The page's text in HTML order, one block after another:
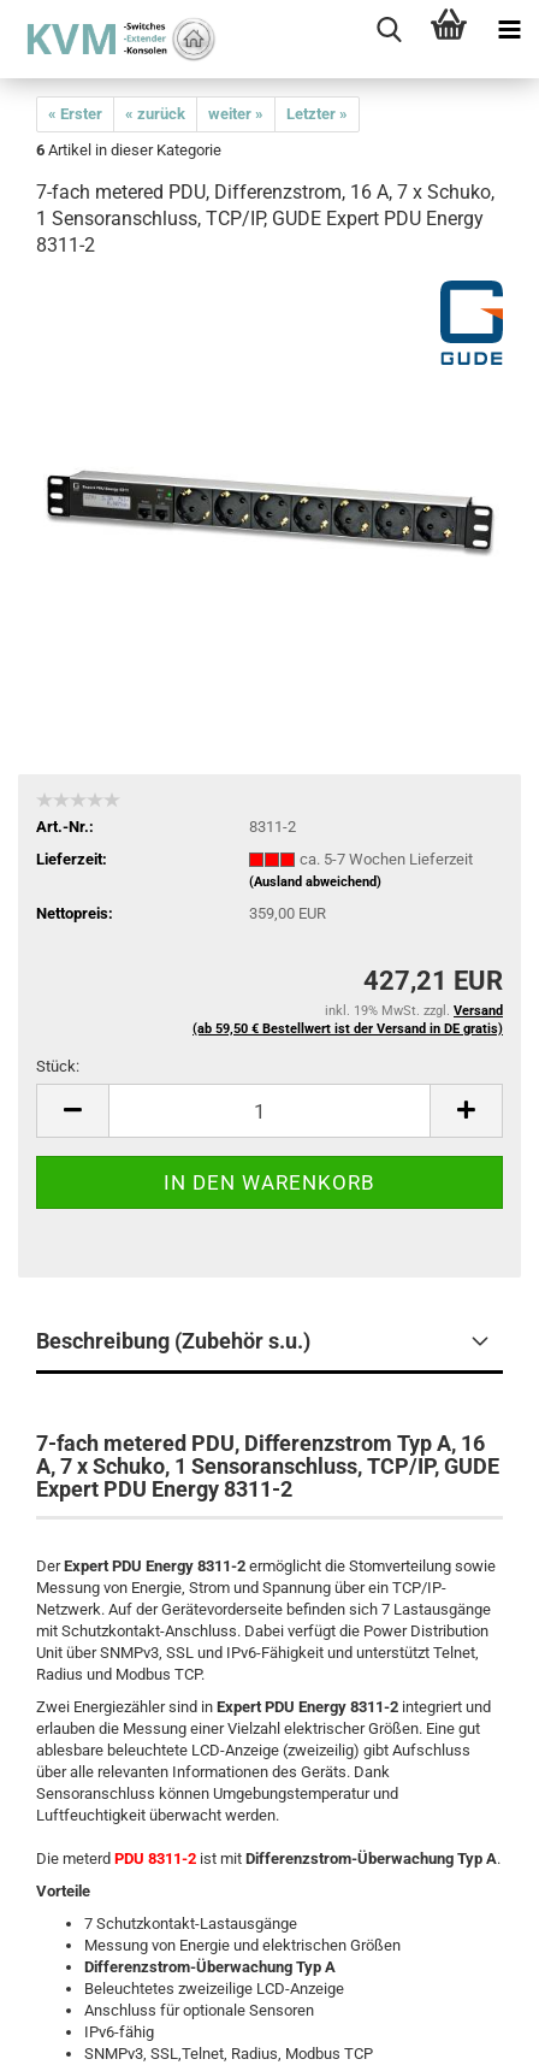
« Erster « zurück weiter »
Letzter »
6 Artikel in dieser Kategorie
7-fach metered PDU, Differenzstrom, 16 A, 7 x Schuko,
1 Sensoranschluss, TCP/IP, GUDE Expert PDU Energy
8311-2
Art.-Nr.:
8311-2
Lieferzeit:
ca. 5-7 Wochen Lieferzeit
(Ausland abweichend)
Nettopreis: 359,00 EUR
427,21 EUR
inkl. 19% MwSt. zzgl. Versand
(ab 59,50 € Bestellwert ist der Versand in DE gratis)
Stück:
Beschreibung (Zubehör s.u.)
7-fach metered PDU, Differenzstrom Typ A, 16
A, 7 x Schuko, 1 Sensoranschluss, TCP/IP, GUDE
Expert PDU Energy 8311-2
DerExpert PDU Energy 8311-2 ermöglicht die Stomverteilung sowie
Messung von Energie, Strom und Spannung über ein TCP/IP-
Netzwerk. Auf der Gerätevorderseite befinden sich 7 Lastausgänge
mit Schutzkontakt-Anschluss. Dabei verfügt die Power Distribution
Unit über SNMPv3, SSL und IPv6-Fähigkeit und unterstützt Telnet,
Radius und Modbus TCP.
Zwei Energiezähler sind in Expert PDU Energy 8311-2 integriert und
erlauben die Messung einer Vielzahl elektrischer Größen. Eine gut
ablesbare beleuchtete LCD-Anzeige (zweizeilig) gibt Aufschluss
über alle relevanten Informationen des Geräts. Dank
Sensoranschluss können Umgebungstemperatur und
Luftfeuchtigkeit überwacht werden.
Die meterd PDU 8311-2 ist mit Differenzstrom-Überwachung Typ A.
Vorteile
7 Schutzkontakt-Lastausgänge
Messung von Energie und elektrischen Größen
Differenzstrom-Überwachung Typ A
Beleuchtetes zweizeilige LCD-Anzeige
Anschluss für optionale Sensoren
IPv6-fähig
SNMPv3, SSL,Telnet, Radius, Modbus TCP